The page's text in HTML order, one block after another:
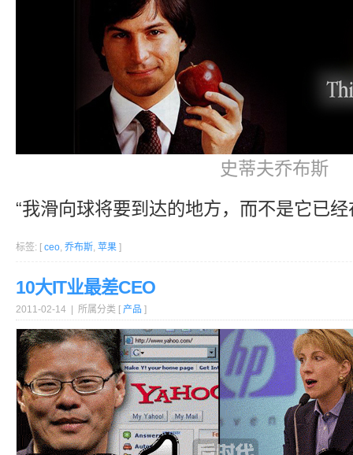
史蒂夫乔布斯
“我滑向球将要到达的地方，而不是它已经
标签: [ ceo, 乔布斯, 苹果 ]
10大IT业最差CEO
2011-02-14 | 所属分类 [ 产品 ]